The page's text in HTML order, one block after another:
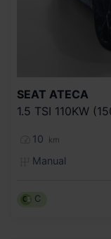
SEAT ATECA
10 km
Manual
C